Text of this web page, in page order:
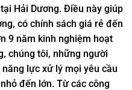
Hải Dương. Điều này giúp
có chính sách giá rẻ đến
9 năm kinh nghiệm hoạt
chúng tôi, những người
lực xử lý mọi yêu cầu
đến lớn. Từ các công